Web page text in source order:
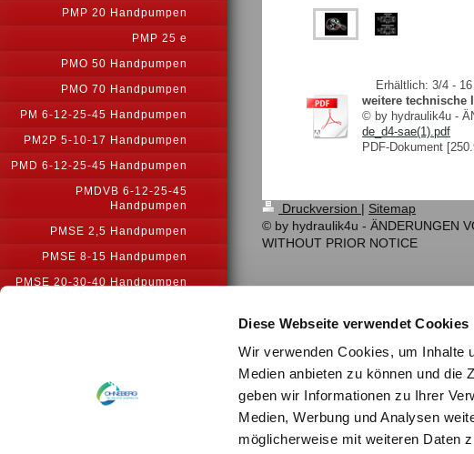
Diese Webseite verwendet Cookies
Wir verwenden Cookies, um Inhalte
Medien anbieten zu können und die
geben wir Informationen zu Ihrer
Medien, Werbung und Analysen
möglicherweise mit weiteren Daten
PMP 20 Handpumpen
PMP 25 e
PMO 50 Handpumpen
PMO 70 Handpumpen
PM 6-12-25-45 Handpumpen
PM2P 5-10-17 Handpumpen
PMD 6-12-25-45 Handpumpen
PMDVB 6-12-25-45
Handpumpen
PMSE 2,5 Handpumpen
PMSE 8-15 Handpumpen
PMSE 20-30-40 Handpumpen
PMSEC 5 Handpumpe
PMSEC 7,5 Handpumpe
Erhältlich: 3/4 -
weitere technische
© by hydraulik4u -
de_d4-sae(1).pdf
PDF-Dokument
Druckversion | Sitemap
© by hydraulik4u - ÄNDERUNGEN
WITHOUT PRIOR NOTICE